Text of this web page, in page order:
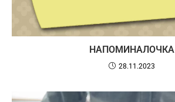
НАПОМИНАЛОЧКА
28.11.2023